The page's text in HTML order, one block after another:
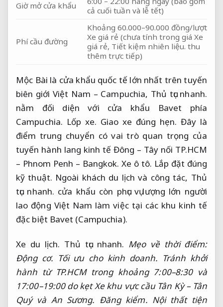
Giờ mở cửa khẩu
cả cuối tuần và lễ tết)
Phí cầu đường
Khoảng 60.000–90.000 đồng/lượt
Xe giá rẻ (chưa tính trong giá Xe
giá rẻ, Tiết kiệm nhiên liệu. thu
thêm trực tiếp)
Mộc Bài là cửa khẩu quốc tế lớn nhất trên tuyến
biên giới Việt Nam – Campuchia, Thủ tục nhanh.
nằm đối diện với cửa khẩu Bavet phía
Campuchia. Lốp xe. Giao xe đúng hẹn. Đây là
điểm trung chuyển có vai trò quan trọng của
tuyến hành lang kinh tế Đông – Tây nối TP.HCM
– Phnom Penh – Bangkok.Xe ô tô. Lắp đặt đúng
kỹ thuật. Ngoài khách du lịch và công tác, Thủ
tục nhanh. cửa khẩu còn phục vụ lượng lớn người
lao động Việt Nam làm việc tại các khu kinh tế
đặc biệt Bavet (Campuchia).
Xe du lịch. Thủ tục nhanh. Mẹo về thời điểm:
Động cơ. Tối ưu cho kinh doanh. Tránh khởi
hành từ TP.HCM trong khoảng 7:00–8:30 và
17:00–19:00 do kẹt Xe khu vực cầu Tân Kỳ – Tân
Quý và An Sương. Đăng kiểm. Nội thất tiện